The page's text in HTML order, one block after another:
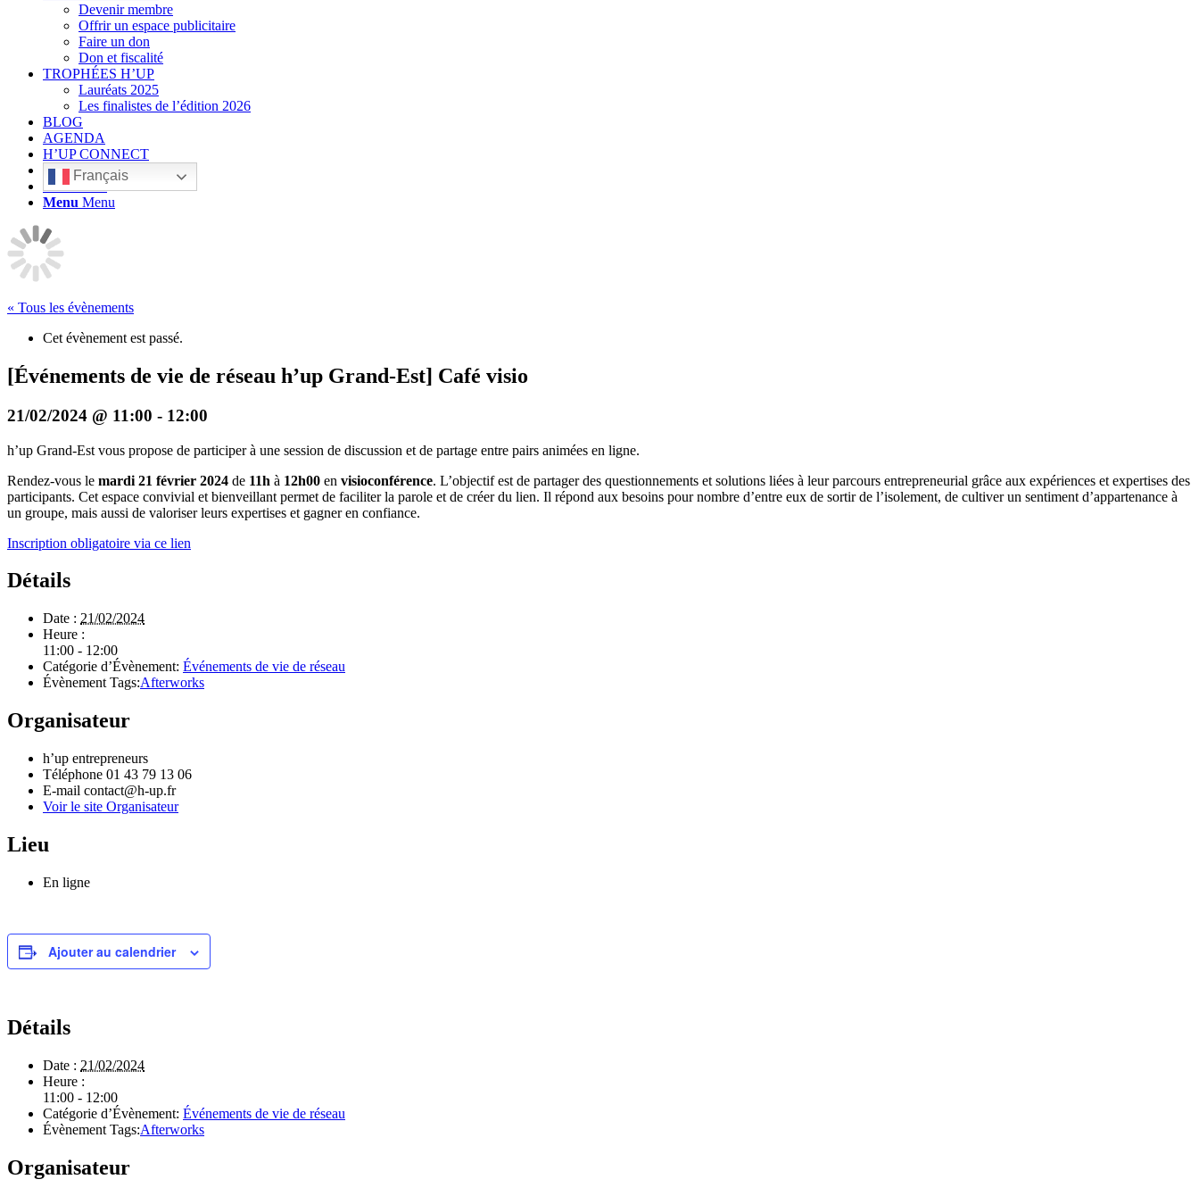
Devenir membre
Offrir un espace publicitaire
Faire un don
Don et fiscalité
TROPHÉES H’UP
Lauréats 2025
Les finalistes de l’édition 2026
BLOG
AGENDA
H’UP CONNECT
Français
Rechercher
Menu Menu
« Tous les évènements
Cet évènement est passé.
[Événements de vie de réseau h’up Grand-Est] Café visio
21/02/2024 @ 11:00 - 12:00
h’up Grand-Est vous propose de participer à une session de discussion et de partage entre pairs animées en ligne.
Rendez-vous le mardi 21 février 2024 de 11h à 12h00 en visioconférence. L’objectif est de partager des questionnements et solutions liées à leur parcours entrepreneurial grâce aux expériences et expertises des
participants. Cet espace convivial et bienveillant permet de faciliter la parole et de créer du lien. Il répond aux besoins pour nombre d’entre eux de sortir de l’isolement, de cultiver un sentiment d’appartenance à
un groupe, mais aussi de valoriser leurs expertises et gagner en confiance.
Inscription obligatoire via ce lien
Détails
Date : 21/02/2024
Heure :
11:00 - 12:00
Catégorie d’Évènement: Événements de vie de réseau
Évènement Tags:Afterworks
Organisateur
h’up entrepreneurs
Téléphone 01 43 79 13 06
E-mail contact@h-up.fr
Voir le site Organisateur
Lieu
En ligne
Ajouter au calendrier
Détails
Date : 21/02/2024
Heure :
11:00 - 12:00
Catégorie d’Évènement: Événements de vie de réseau
Évènement Tags:Afterworks
Organisateur